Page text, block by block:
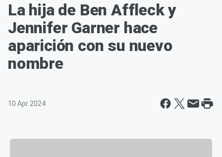
La hija de Ben Affleck y
Jennifer Garner hace
aparición con su nuevo
nombre
10 Apr 2024